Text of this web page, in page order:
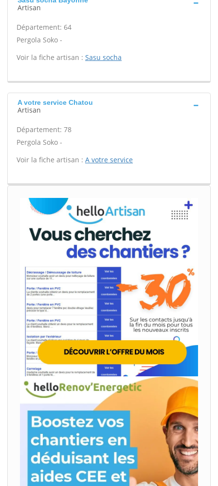
Artisan
Département: 64
Pergola Soko -
Voir la fiche artisan : Sasu socha
A votre service Chatou
Artisan
Département: 78
Pergola Soko -
Voir la fiche artisan : A votre service